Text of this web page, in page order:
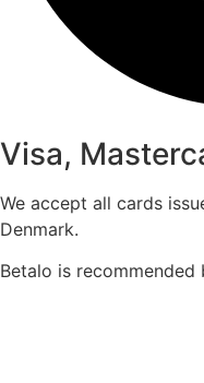
Visa,
We accept all cards
Denmark.
Betalo is recommended